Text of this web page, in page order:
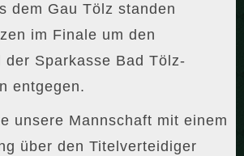
dem Gau Tölz standen
im Finale um den
der Sparkasse Bad Tölz-
entgegen.
unsere Mannschaft mit einem
über den Titelverteidiger